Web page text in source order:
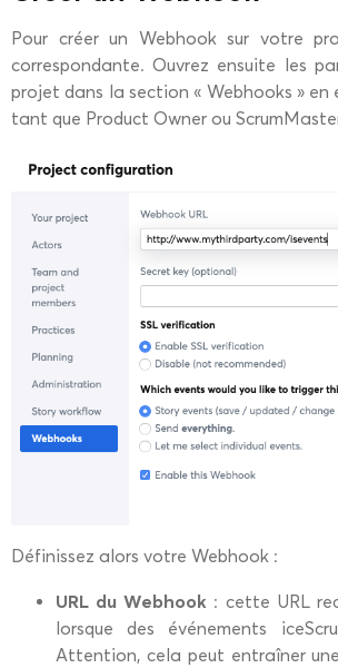
Pour créer un Webhook sur votre
correspondante. Ouvrez ensuite les
projet dans la section « Webhooks »
tant que Product Owner ou
Définissez alors votre Webhook :
URL du Webhook : cette URL
lorsque des événements
Attention, cela peut entraîner